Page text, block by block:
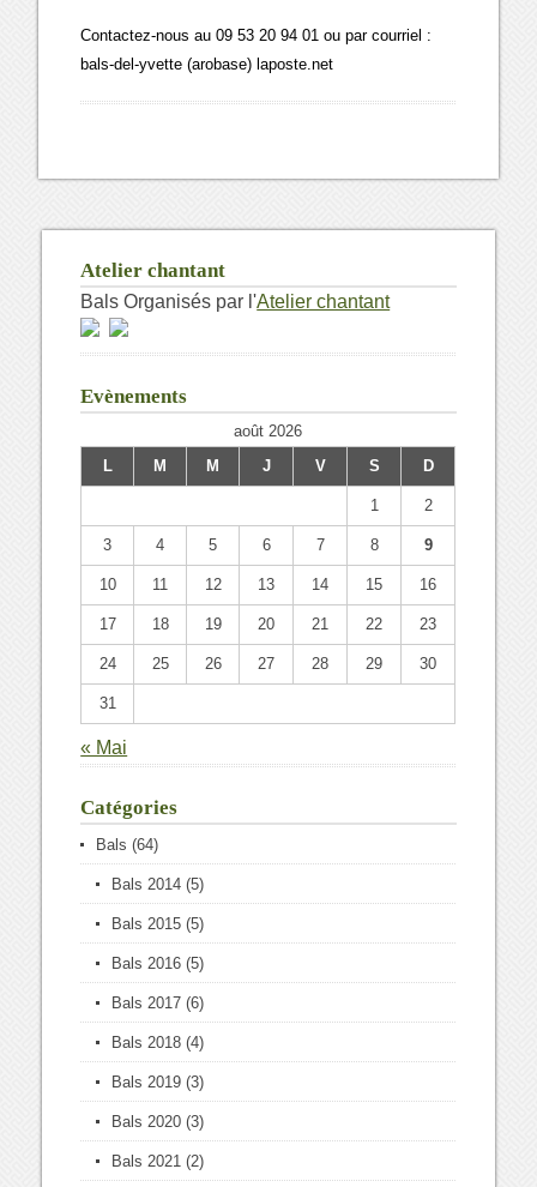
Contactez-nous au 09 53 20 94 01 ou par courriel :
bals-del-yvette (arobase) laposte.net
Atelier chantant
Bals Organisés par l'Atelier chantant
Evènements
août 2026
L
M M J V S D
1 2
3 4 5 6 7 8 9
10 11 12 13 14 15 16
17 18 19 20 21 22 23
24 25 26 27 28 29 30
31
« Mai
Catégories
Bals (64)
Bals 2014 (5)
Bals 2015 (5)
Bals 2016 (5)
Bals 2017 (6)
Bals 2018 (4)
Bals 2019 (3)
Bals 2020 (3)
Bals 2021 (2)